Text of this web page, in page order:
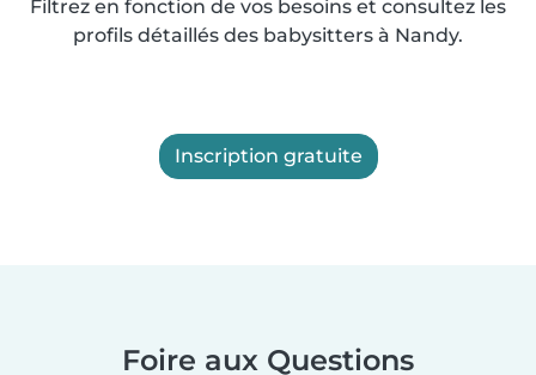
Filtrez en fonction de vos besoins et consultez les
profils détaillés des babysitters à Nandy.
Inscription gratuite
Foire aux Questions